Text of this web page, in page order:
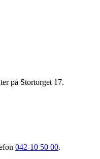
på Stortorget 17.
042-10 50 00.